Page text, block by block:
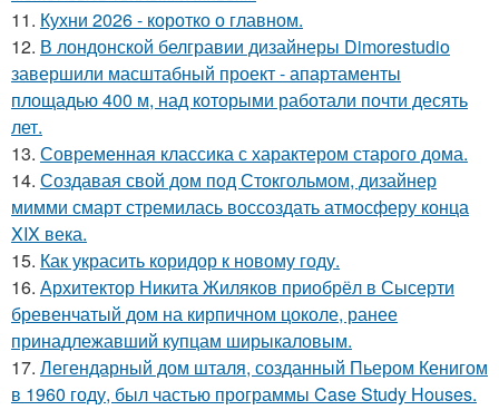
11. Кухни 2026 - коротко о главном.
12. В лондонской белгравии дизайнеры Dimorestudio
завершили масштабный проект - апартаменты
площадью 400 м, над которыми работали почти десять
лет.
13. Современная классика с характером старого дома.
14. Создавая свой дом под Стокгольмом, дизайнер
мимми смарт стремилась воссоздать атмосферу конца
XIX века.
15. Как украсить коридор к новому году.
16. Архитектор Никита Жиляков приобрёл в Сысерти
бревенчатый дом на кирпичном цоколе, ранее
принадлежавший купцам ширыкаловым.
17. Легендарный дом шталя, созданный Пьером Кенигом
в 1960 году, был частью программы Case Study Houses.